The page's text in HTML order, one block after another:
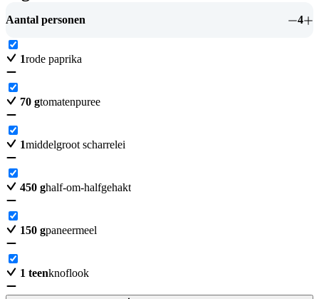
Aantal personen 4
1rode paprika
70 gtomatenpuree
1middelgroot scharrelei
450 ghalf-om-halfgehakt
150 gpaneermeel
1 teenknoflook